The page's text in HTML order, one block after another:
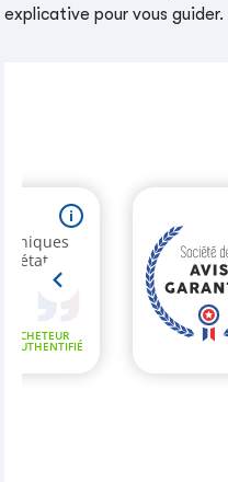
explicative pour vous guider.